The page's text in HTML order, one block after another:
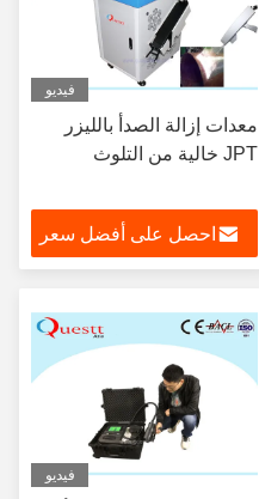
فيديو
معدات إزالة الصدأ بالليزر
JPT خالية من التلوث
احصل على أفضل سعر
فيديو